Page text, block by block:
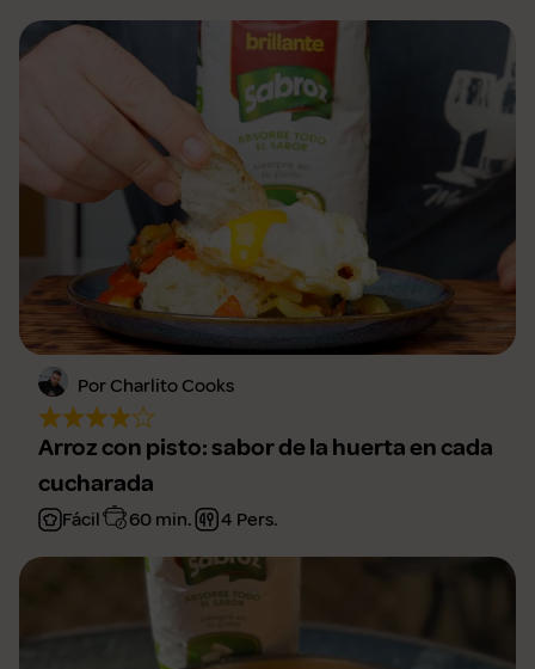
Por Charlito Cooks
Arroz con pisto: sabor de la huerta en cada
cucharada
Fácil 60 min. 4 Pers.